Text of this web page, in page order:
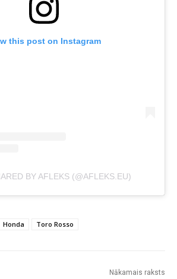
this post on Instagram
BY AFLEKS (@AFLEKS.EU)
Honda Toro Rosso
Nākamais raksts